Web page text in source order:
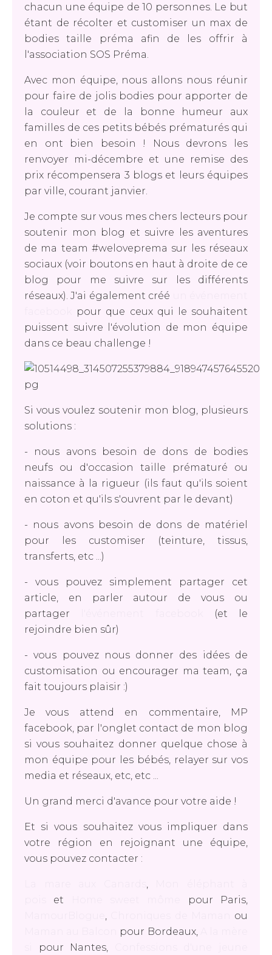
chacun une équipe de 10 personnes. Le but
étant de récolter et customiser un max de
bodies taille préma afin de les offrir à
l'association SOS Préma.
Avec mon équipe, nous allons nous réunir
pour faire de jolis bodies pour apporter de
la couleur et de la bonne humeur aux
familles de ces petits bébés prématurés qui
en ont bien besoin ! Nous devrons les
renvoyer mi-décembre et une remise des
prix récompensera 3 blogs et leurs équipes
par ville, courant janvier.
Je compte sur vous mes chers lecteurs pour
soutenir mon blog et suivre les aventures
de ma team #weloveprema sur les réseaux
sociaux (voir boutons en haut à droite de ce
blog pour me suivre sur les différents
réseaux). J'ai également créé
pour que ceux qui le souhaitent
puissent suivre l'évolution de mon équipe
dans ce beau challenge !
Si vous voulez soutenir mon blog, plusieurs
solutions :
- nous avons besoin de dons de bodies
neufs ou d'occasion taille prématuré ou
naissance à la rigueur (ils faut qu'ils soient
en coton et qu'ils s'ouvrent par le devant)
- nous avons besoin de dons de matériel
pour les customiser (teinture, tissus,
transferts, etc ...)
- vous pouvez simplement partager cet
article, en parler autour de vous ou
partager
(et le
rejoindre bien sûr)
- vous pouvez nous donner des idées de
customisation ou encourager ma team, ça
fait toujours plaisir :)
Je vous attend en commentaire, MP
facebook, par l'onglet contact de mon blog
si vous souhaitez donner quelque chose à
mon équipe pour les bébés, relayer sur vos
media et réseaux, etc, etc ...
Un grand merci d'avance pour votre aide !
Et si vous souhaitez vous impliquer dans
votre région en rejoignant une équipe,
vous pouvez contacter :
,
et
pour Paris,
,
ou
pour Bordeaux,
pour Nantes,